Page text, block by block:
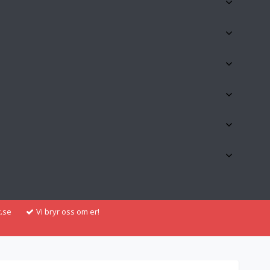
Vi bryr oss om er!